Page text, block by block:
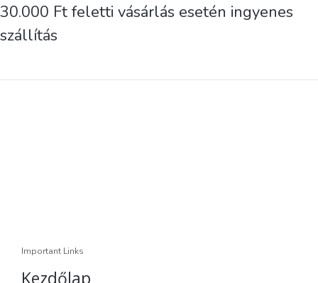
30.000 Ft feletti vásárlás esetén ingyenes
szállítás
Important Links
Kezdőlap